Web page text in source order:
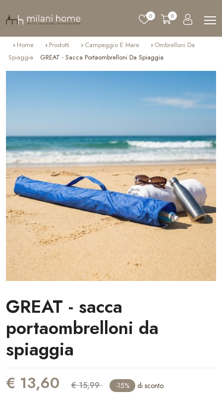
0 0
Home Prodotti Campeggio E Mare
Ombrelloni Da
Spiaggia
GREAT - Sacca Portaombrelloni Da Spiaggia
GREAT - sacca
portaombrelloni da
spiaggia
€ 13,60 € 15,99 -15% di sconto